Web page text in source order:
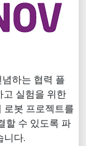
하는 협력 플
고 실험을 위한
로봇 프로젝트를
할 수 있도록 파
니다.